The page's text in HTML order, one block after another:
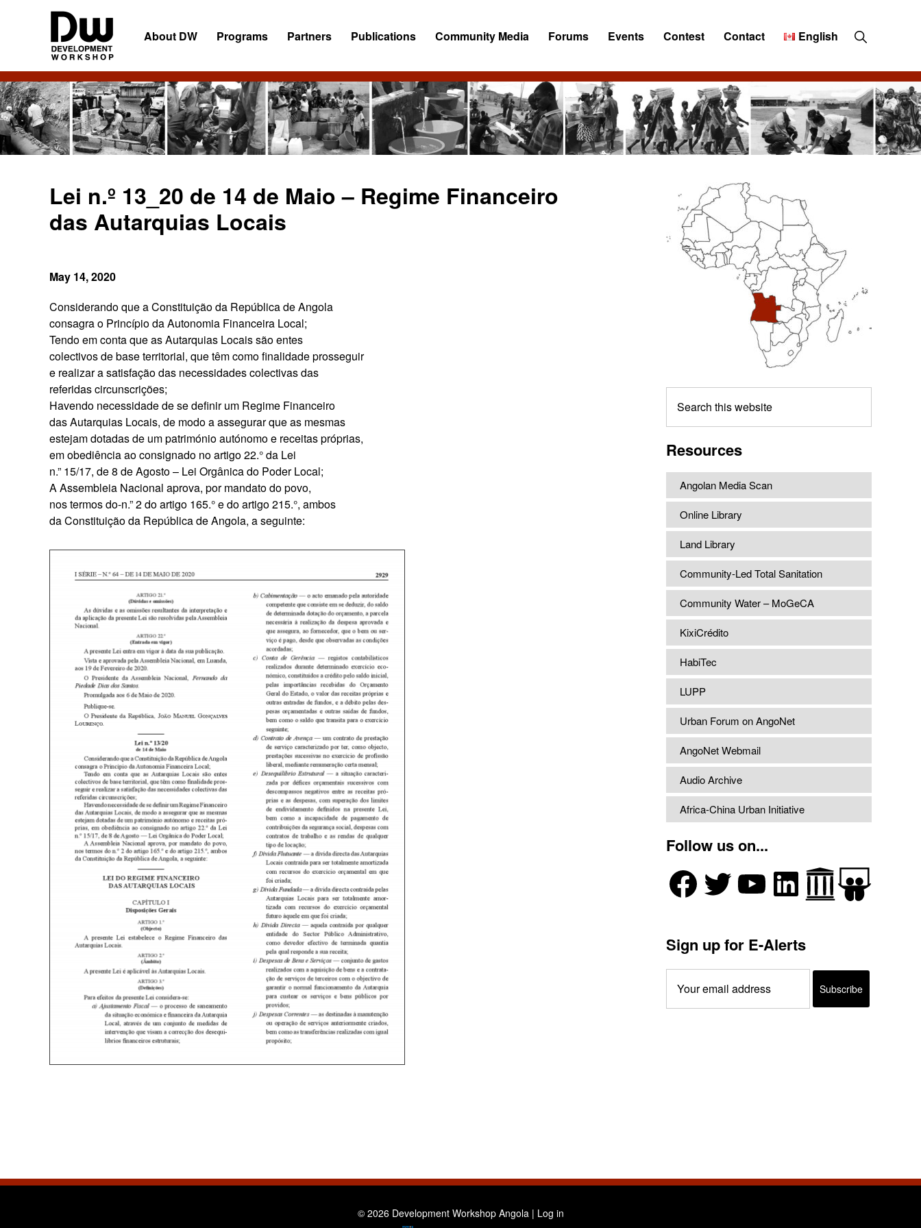
DW
Angola
Development
Workshop
Angola
About DW Programs Partners Publications Community Media Forums Events Contest Contact English Show
Search
Lei n.º 13_20 de 14 de Maio – Regime Financeiro
das Autarquias Locais
May 14, 2020
Considerando que a Constituição da República de Angola
consagra o Princípio da Autonomia Financeira Local;
Tendo em conta que as Autarquias Locais são entes
colectivos de base territorial, que têm como finalidade prosseguir
e realizar a satisfação das necessidades colectivas das
referidas circunscrições;
Havendo necessidade de se definir um Regime Financeiro
das Autarquias Locais, de modo a assegurar que as mesmas
estejam dotadas de um património autónomo e receitas próprias,
em obediência ao consignado no artigo 22.° da Lei
n.” 15/17, de 8 de Agosto – Lei Orgânica do Poder Local;
A Assembleia Nacional aprova, por mandato do povo,
nos termos do-n.” 2 do artigo 165.° e do artigo 215.°, ambos
da Constituição da República de Angola, a seguinte:
Primary
Sidebar
this
Resources
Angolan Media Scan
Online Library
Land Library
Community-Led Total Sanitation
Community Water – MoGeCA
KixiCrédito
HabiTec
LUPP
Urban Forum on AngoNet
AngoNet Webmail
Audio Archive
Africa-China Urban Initiative
Follow us on...
Sign up for E-Alerts
© 2026 Development Workshop Angola | Log in